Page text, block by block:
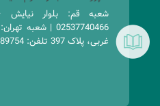
شعبه قم: بلوار
02537740466 |
غربی، پلاک 397 تلفن: 02188989754